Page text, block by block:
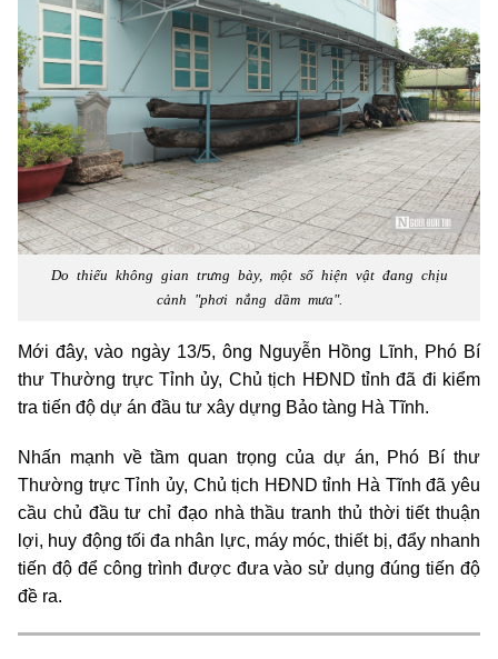
Do thiếu không gian trưng bày, một số hiện vật đang chịu
cảnh "phơi nắng dầm mưa".
Mới đây, vào ngày 13/5, ông Nguyễn Hồng Lĩnh, Phó Bí
thư Thường trực Tỉnh ủy, Chủ tịch HĐND tỉnh đã đi kiểm
tra tiến độ dự án đầu tư xây dựng Bảo tàng Hà Tĩnh.
Nhấn mạnh về tầm quan trọng của dự án, Phó Bí thư
Thường trực Tỉnh ủy, Chủ tịch HĐND tỉnh Hà Tĩnh đã yêu
cầu chủ đầu tư chỉ đạo nhà thầu tranh thủ thời tiết thuận
lợi, huy động tối đa nhân lực, máy móc, thiết bị, đẩy nhanh
tiến độ để công trình được đưa vào sử dụng đúng tiến độ
đề ra.